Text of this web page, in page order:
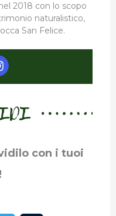
2018 con lo scopo
naturalistico,
San Felice.
con i tuoi